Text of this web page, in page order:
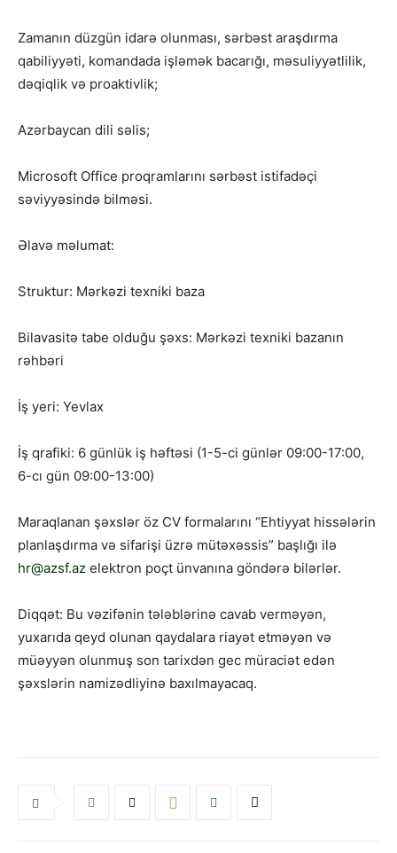
Zamanın düzgün idarə olunması, sərbəst araşdırma
qabiliyyəti, komandada işləmək bacarığı, məsuliyyətlilik,
dəqiqlik və proaktivlik;
Azərbaycan dili səlis;
Microsoft Office proqramlarını sərbəst istifadəçi
səviyyəsində bilməsi.
Əlavə məlumat:
Struktur: Mərkəzi texniki baza
Bilavasitə tabe olduğu şəxs: Mərkəzi texniki bazanın
rəhbəri
İş yeri: Yevlax
İş qrafiki: 6 günlük iş həftəsi (1-5-ci günlər 09:00-17:00,
6-cı gün 09:00-13:00)
Maraqlanan şəxslər öz CV formalarını “Ehtiyyat hissələrin
planlaşdırma və sifarişi üzrə mütəxəssis” başlığı ilə
hr@azsf.az elektron poçt ünvanına göndərə bilərlər.
Diqqət: Bu vəzifənin tələblərinə cavab verməyən,
yuxarıda qeyd olunan qaydalara riayət etməyən və
müəyyən olunmuş son tarixdən gec müraciət edən
şəxslərin namizədliyinə baxılmayacaq.